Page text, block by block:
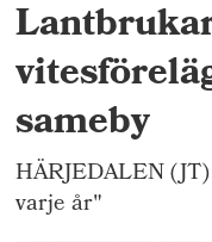
sameby
HÄRJEDALEN
varje år"